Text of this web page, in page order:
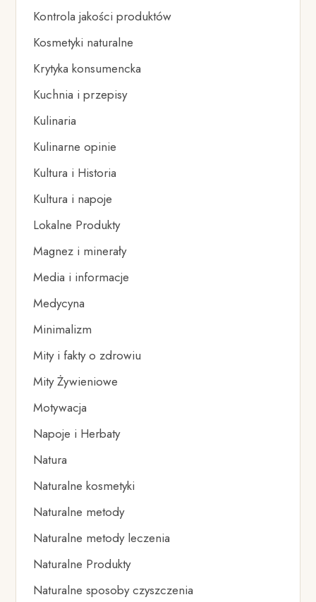
Kontrola jakości produktów
Kosmetyki naturalne
Krytyka konsumencka
Kuchnia i przepisy
Kulinaria
Kulinarne opinie
Kultura i Historia
Kultura i napoje
Lokalne Produkty
Magnez i minerały
Media i informacje
Medycyna
Minimalizm
Mity i fakty o zdrowiu
Mity Żywieniowe
Motywacja
Napoje i Herbaty
Natura
Naturalne kosmetyki
Naturalne metody
Naturalne metody leczenia
Naturalne Produkty
Naturalne sposoby czyszczenia